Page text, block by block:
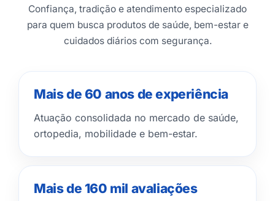
Confiança, tradição e atendimento especializado
para quem busca produtos de saúde, bem-estar e
cuidados diários com segurança.
Mais de 60 anos de experiência
Atuação consolidada no mercado de saúde,
ortopedia, mobilidade e bem-estar.
Mais de 160 mil avaliações